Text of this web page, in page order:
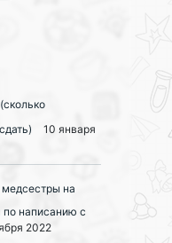
10 января
медсестры на
по написанию с
2022